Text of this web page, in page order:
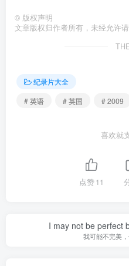
© 版权声明
文章版权归作者所有，未经允许请
纪录片大全
# 英语
# 英国 # 2009
喜欢就
点赞11
I may not be perfect
我可能不完美